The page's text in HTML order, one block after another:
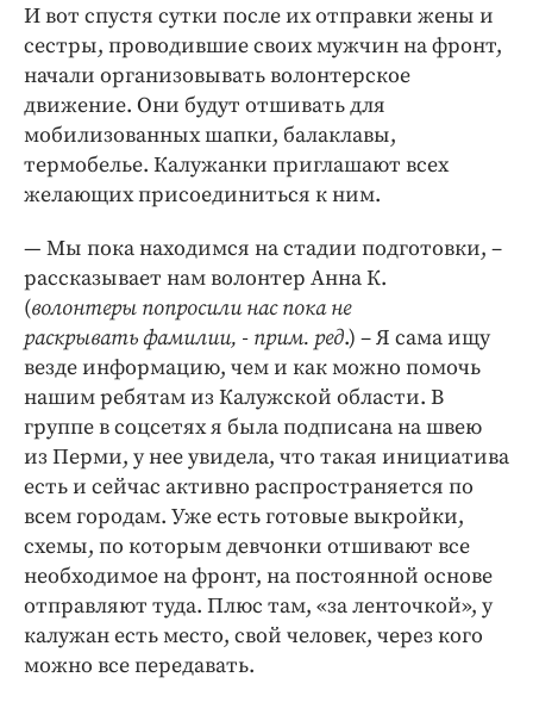
И вот спустя сутки после их отправки жены и
сестры, проводившие своих мужчин на фронт,
начали организовывать волонтерское
движение. Они будут отшивать для
мобилизованных шапки, балаклавы,
термобелье. Калужанки приглашают всех
желающих присоединиться к ним.
— Мы пока находимся на стадии подготовки, –
рассказывает нам волонтер Анна К.
(волонтеры попросили нас пока не
раскрывать фамилии, - прим. ред.) – Я сама ищу
везде информацию, чем и как можно помочь
нашим ребятам из Калужской области. В
группе в соцсетях я была подписана на швею
из Перми, у нее увидела, что такая инициатива
есть и сейчас активно распространяется по
всем городам. Уже есть готовые выкройки,
схемы, по которым девчонки отшивают все
необходимое на фронт, на постоянной основе
отправляют туда. Плюс там, «за ленточкой», у
калужан есть место, свой человек, через кого
можно все передавать.